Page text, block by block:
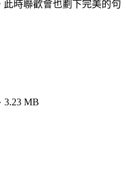
時聯歡會也劃下完美的句
3.23 MB